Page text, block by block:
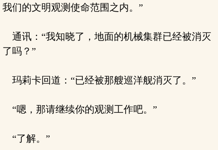
我们的文明观测使命范围之内。”
通讯：“我知晓了，地面的机械集群已经被消灭
了吗？”
玛莉卡回道：“已经被那艘巡洋舰消灭了。”
“嗯，那请继续你的观测工作吧。”
“了解。”